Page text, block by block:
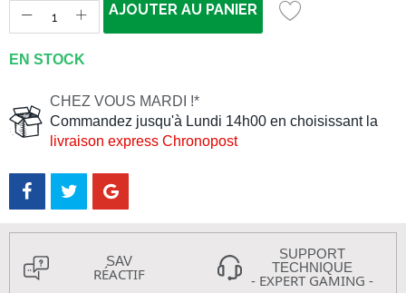
AJOUTER AU PANIER
EN STOCK
CHEZ VOUS MARDI !*
Commandez jusqu'à Lundi 14h00 en choisissant la
livraison express Chronopost
SAV
RÉACTIF
SUPPORT
TECHNIQUE
- EXPERT GAMING -